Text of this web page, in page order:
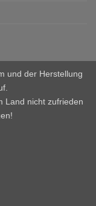
und der Herstellung
Land nicht zufrieden